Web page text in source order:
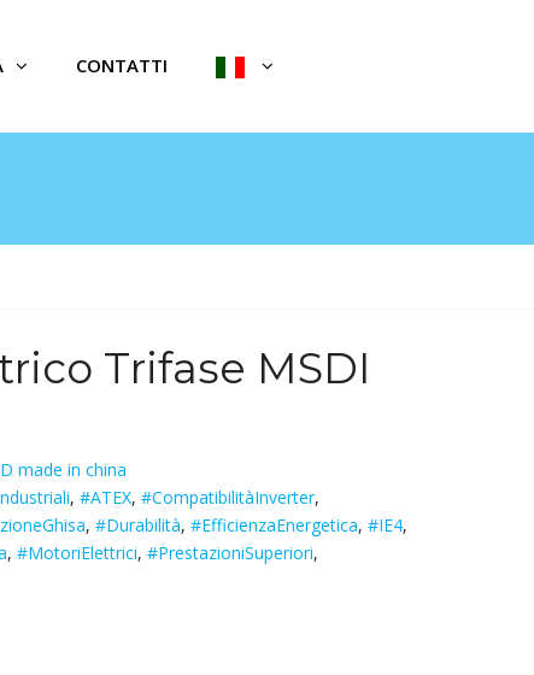
CONTATTI
Trifase MSDI
made in china
,#ATEX,#CompatibilitàInverter,
,#Durabilità,#EfficienzaEnergetica,#IE4,
,#MotoriElettrici,#PrestazioniSuperiori,